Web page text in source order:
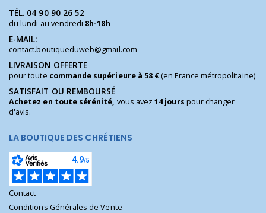
TÉL. 04 90 90 26 52
du lundi au vendredi 8h-18h
E-MAIL:
contact.boutiqueduweb@gmail.com
LIVRAISON OFFERTE
pour toute commande supérieure à 58 €(en France métropolitaine)
SATISFAIT OU REMBOURSÉ
Achetez en toute sérénité, vous avez14 jours pour changer
d'avis.
LA BOUTIQUE DES CHRÉTIENS
Contact
Conditions Générales de Vente